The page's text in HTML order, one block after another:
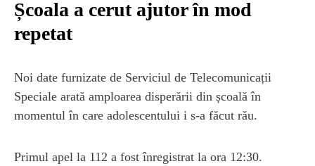
Școala a cerut ajutor în mod
repetat
Noi date furnizate de Serviciul de Telecomunicații
Speciale arată amploarea disperării din școală în
momentul în care adolescentului i s-a făcut rău.
Primul apel la 112 a fost înregistrat la ora 12:30.